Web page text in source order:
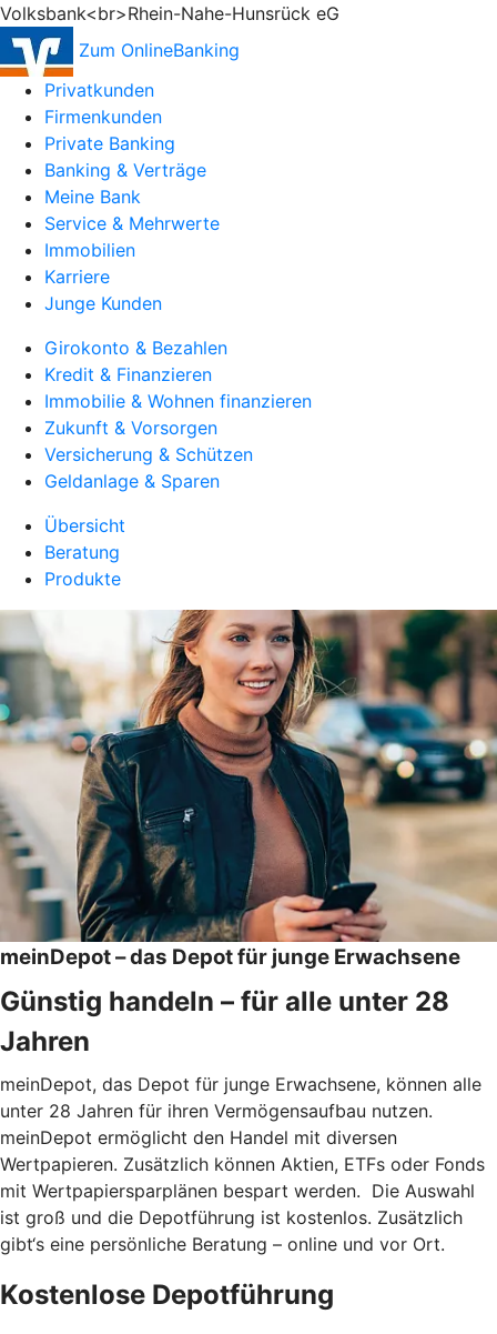
Volksbank<br>Rhein-Nahe-Hunsrück eG
Zum OnlineBanking
Privatkunden
Firmenkunden
Private Banking
Banking & Verträge
Meine Bank
Service & Mehrwerte
Immobilien
Karriere
Junge Kunden
Girokonto & Bezahlen
Kredit & Finanzieren
Immobilie & Wohnen finanzieren
Zukunft & Vorsorgen
Versicherung & Schützen
Geldanlage & Sparen
Übersicht
Beratung
Produkte
meinDepot – das Depot für junge Erwachsene
Günstig handeln – für alle unter 28
Jahren
meinDepot, das Depot für junge Erwachsene, können alle
unter 28 Jahren für ihren Vermögensaufbau nutzen.
meinDepot ermöglicht den Handel mit diversen
Wertpapieren. Zusätzlich können Aktien, ETFs oder Fonds
mit Wertpapiersparplänen bespart werden. Die Auswahl
ist groß und die Depotführung ist kostenlos. Zusätzlich
gibt‘s eine persönliche Beratung – online und vor Ort.
Kostenlose Depotführung